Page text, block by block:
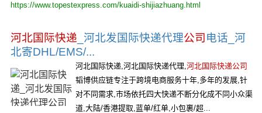
https://www.topestexpress.com/kuaidi-shijiazhuang.html
河北国际快递 _河北发国际快递代理公司 电话_河
北寄DHL/EMS/...
河北国际快递,河北国际快递代理,河北国际快递公司
韬博供应链专注于跨境电商服务十年,多年的发展,针
对不同需求,市场依托四大快递不断分化成不同小众渠
道,大陆/香港提取,蓝单/红单,小包裹/超...